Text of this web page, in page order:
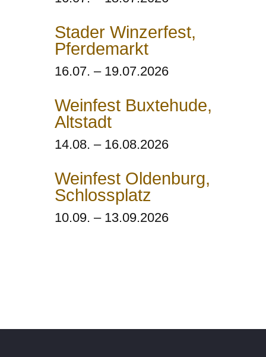
Stader Winzerfest,
Pferdemarkt
16.07. – 19.07.2026
Weinfest Buxtehude,
Altstadt
14.08. – 16.08.2026
Weinfest Oldenburg,
Schlossplatz
10.09. – 13.09.2026